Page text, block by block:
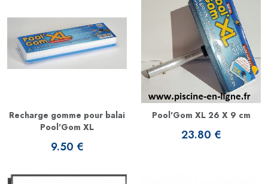
Recharge gomme pour balai
Pool'Gom XL
9.50 €
Pool'Gom XL 26 X 9 cm
23.80 €